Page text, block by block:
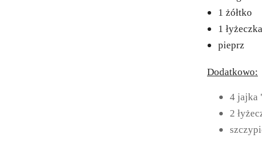
1 żółtko
1
pieprz
Dodatkowo:
4 jajka
2